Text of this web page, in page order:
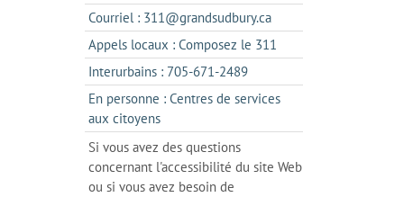
dans
un
nouvel
Courriel : 311@grandsudbury.cas'ouvre
dans
votre
de
Appels locaux : Composez le 311
dans
un
client
téléphone
Interurbains : 705-671-2489s'ouvre
dans
client
votre
En personne : Centres de services
aux citoyenss'ouvre
dans
l'onglet
actuel
Si vous avez des questions
concernant l'accessibilité du site Web
ou si vous avez besoin de